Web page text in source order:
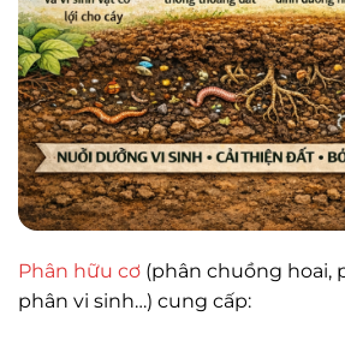
Phân hữu cơ (phân chuồng hoai,
phân vi sinh…) cung cấp: